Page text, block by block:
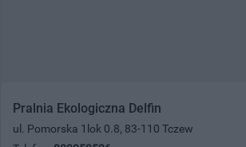
Pralnia Ekologiczna Delfin
ul. Pomorska 1lok 0.8, 83-110 Tczew